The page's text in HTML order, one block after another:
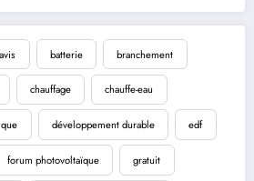
avis batterie branchement
chauffage chauffe-eau
développement durable edf
forum photovoltaïque gratuit